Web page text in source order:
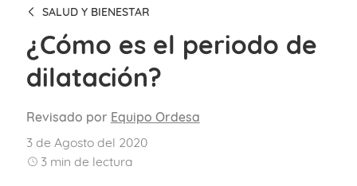
SALUD Y BIENESTAR
¿Cómo es el periodo de
dilatación?
Revisado por Equipo Ordesa
3 de Agosto del 2020
3min de lectura